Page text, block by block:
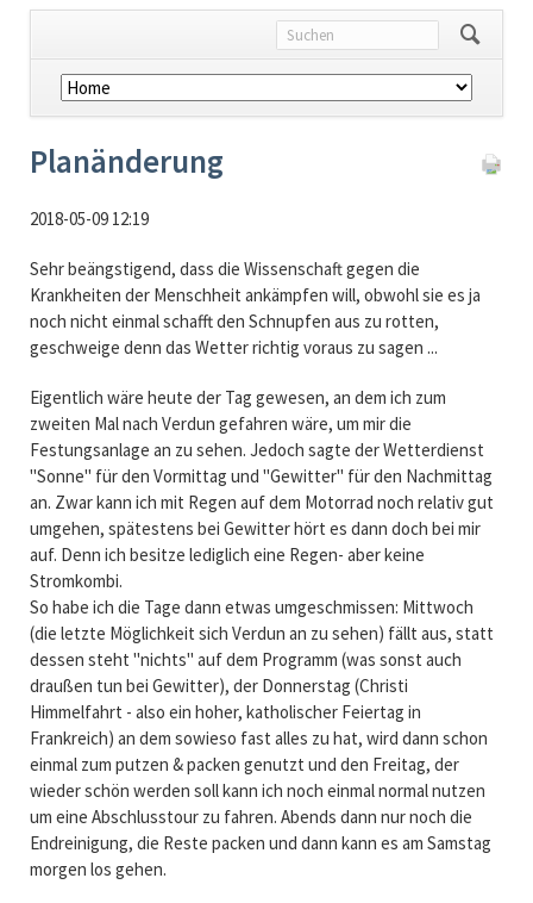
Navigation
überspringen
Planänderung
2018-05-09 12:19
Sehr beängstigend, dass die Wissenschaft gegen die
Krankheiten der Menschheit ankämpfen will, obwohl sie es ja
noch nicht einmal schafft den Schnupfen aus zu rotten,
geschweige denn das Wetter richtig voraus zu sagen ...
Eigentlich wäre heute der Tag gewesen, an dem ich zum
zweiten Mal nach Verdun gefahren wäre, um mir die
Festungsanlage an zu sehen. Jedoch sagte der Wetterdienst
"Sonne" für den Vormittag und "Gewitter" für den Nachmittag
an. Zwar kann ich mit Regen auf dem Motorrad noch relativ gut
umgehen, spätestens bei Gewitter hört es dann doch bei mir
auf. Denn ich besitze lediglich eine Regen- aber keine
Stromkombi.
So habe ich die Tage dann etwas umgeschmissen: Mittwoch
(die letzte Möglichkeit sich Verdun an zu sehen) fällt aus, statt
dessen steht "nichts" auf dem Programm (was sonst auch
draußen tun bei Gewitter), der Donnerstag (Christi
Himmelfahrt - also ein hoher, katholischer Feiertag in
Frankreich) an dem sowieso fast alles zu hat, wird dann schon
einmal zum putzen & packen genutzt und den Freitag, der
wieder schön werden soll kann ich noch einmal normal nutzen
um eine Abschlusstour zu fahren. Abends dann nur noch die
Endreinigung, die Reste packen und dann kann es am Samstag
morgen los gehen.